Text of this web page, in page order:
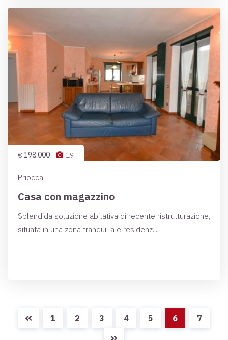
€ 198.000 - 19
Priocca
Casa con magazzino
Splendida soluzione abitativa di recente ristrutturazione,
situata in una zona tranquilla e residenz...
1 2 3 4 5 6 7